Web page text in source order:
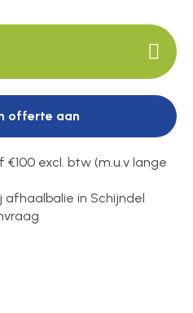
offerte aan
€100 excl. btw (m.u.v lange
afhaalbalie in Schijndel